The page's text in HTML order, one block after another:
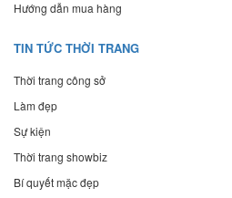
Hướng dẫn mua hàng
TIN TỨC THỜI TRANG
Thời trang công sở
Làm đẹp
Sự kiện
Thời trang showbiz
Bí quyết mặc đẹp